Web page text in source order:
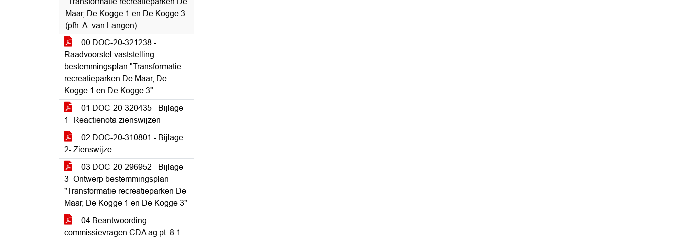
Maar, De Kogge 1 en De Kogge 3
(pfh. A. van Langen)
00 DOC-20-321238 -
Raadvoorstel vaststelling
bestemmingsplan "Transformatie
recreatieparken De Maar, De
Kogge 1 en De Kogge 3"
01 DOC-20-320435 - Bijlage
1- Reactienota zienswijzen
02 DOC-20-310801 - Bijlage
2- Zienswijze
03 DOC-20-296952 - Bijlage
3- Ontwerp bestemmingsplan
"Transformatie recreatieparken De
Maar, De Kogge 1 en De Kogge 3"
04 Beantwoording
commissievragen CDA ag.pt. 8.1